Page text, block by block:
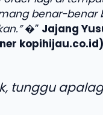
benar-benar
�” Jajang
kopihijau.co.id)
tunggu